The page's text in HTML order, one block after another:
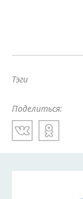
Тэги
Поделиться: